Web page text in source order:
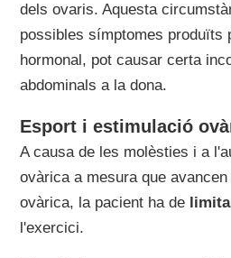
dels ovaris. Aquesta
possibles símptomes produïts
hormonal, pot causar certa
abdominals a la dona.
Esport i estimulació
A causa de les molèsties i a
ovàrica a mesura que
ovàrica, la pacient ha de
l'exercici.